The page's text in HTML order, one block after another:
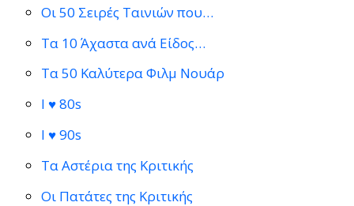
Οι 50 Σειρές Ταινιών που…
Τα 10 Άχαστα ανά Είδος…
Τα 50 Καλύτερα Φιλμ Νουάρ
I ♥ 80s
I ♥ 90s
Τα Αστέρια της Κριτικής
Οι Πατάτες της Κριτικής